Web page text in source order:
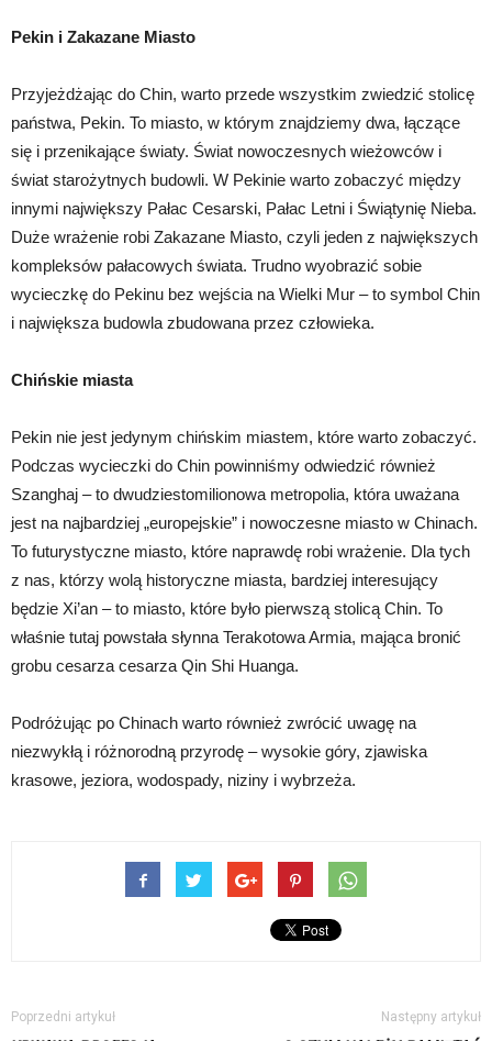
Pekin i Zakazane Miasto
Przyjeżdżając do Chin, warto przede wszystkim zwiedzić stolicę
państwa, Pekin. To miasto, w którym znajdziemy dwa, łączące
się i przenikające światy. Świat nowoczesnych wieżowców i
świat starożytnych budowli. W Pekinie warto zobaczyć między
innymi największy Pałac Cesarski, Pałac Letni i Świątynię Nieba.
Duże wrażenie robi Zakazane Miasto, czyli jeden z największych
kompleksów pałacowych świata. Trudno wyobrazić sobie
wycieczkę do Pekinu bez wejścia na Wielki Mur – to symbol Chin
i największa budowla zbudowana przez człowieka.
Chińskie miasta
Pekin nie jest jedynym chińskim miastem, które warto zobaczyć.
Podczas wycieczki do Chin powinniśmy odwiedzić również
Szanghaj – to dwudziestomilionowa metropolia, która uważana
jest na najbardziej „europejskie” i nowoczesne miasto w Chinach.
To futurystyczne miasto, które naprawdę robi wrażenie. Dla tych
z nas, którzy wolą historyczne miasta, bardziej interesujący
będzie Xi’an – to miasto, które było pierwszą stolicą Chin. To
właśnie tutaj powstała słynna Terakotowa Armia, mająca bronić
grobu cesarza cesarza Qin Shi Huanga.
Podróżując po Chinach warto również zwrócić uwagę na
niezwykłą i różnorodną przyrodę – wysokie góry, zjawiska
krasowe, jeziora, wodospady, niziny i wybrzeża.
Poprzedni artykuł Następny artykuł